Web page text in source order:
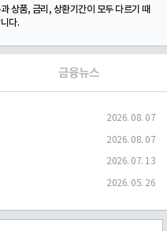
상품, 금리, 상환기간이 모두 다르기 때
다.
금융뉴스
2026. 08. 07
2026. 08. 07
2026. 07. 13
2026. 05. 26